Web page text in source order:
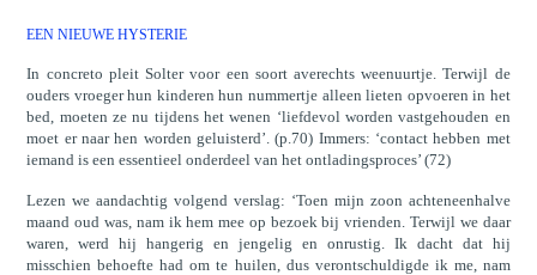
EEN NIEUWE HYSTERIE
In concreto pleit Solter voor een soort averechts weenuurtje. Terwijl de
ouders vroeger hun kinderen hun nummertje alleen lieten opvoeren in het
bed, moeten ze nu tijdens het wenen ‘liefdevol worden vastgehouden en
moet er naar hen worden geluisterd’. (p.70) Immers: ‘contact hebben met
iemand is een essentieel onderdeel van het ontladingsproces’ (72)
Lezen we aandachtig volgend verslag: ‘Toen mijn zoon achteneenhalve
maand oud was, nam ik hem mee op bezoek bij vrienden. Terwijl we daar
waren, werd hij hangerig en jengelig en onrustig. Ik dacht dat hij
misschien behoefte had om te huilen, dus verontschuldigde ik me, nam